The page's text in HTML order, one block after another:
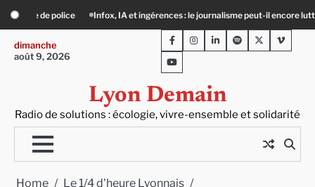
Skip
content
: le journalisme peut-il encore lutter ? Précarité, canicule, solitude
dimanche
août 9, 2026
Lyon Demain
Radio de solutions : écologie, vivre-ensemble et solidarité
FacebookInstagram
LinkedInSpotifyTwitterViméo
Youtube
Home
Le 1/4 d'heure Lyonnais